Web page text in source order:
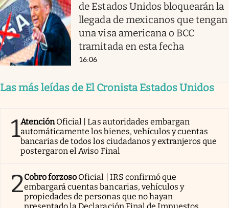
de Estados Unidos bloquearán la
llegada de mexicanos que tengan
una visa americana o BCC
tramitada en esta fecha
16:06
Las más leídas de El Cronista Estados Unidos
1AtenciónOficial | Las autoridades embargan
automáticamente los bienes, vehículos y cuentas
bancarias de todos los ciudadanos y extranjeros que
postergaron el Aviso Final
2Cobro forzoso Oficial | IRS confirmó que
embargará cuentas bancarias, vehículos y
propiedades de personas que no hayan